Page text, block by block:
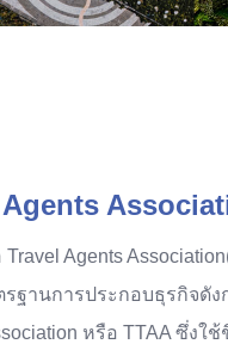
Agents
ฐานการประกอบธุรกิจ
หรือ TTAA ซึ่